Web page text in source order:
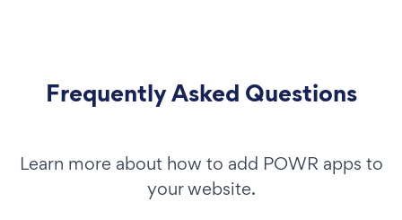
Frequently Asked Questions
Learn more about how to add POWR apps to
your website.